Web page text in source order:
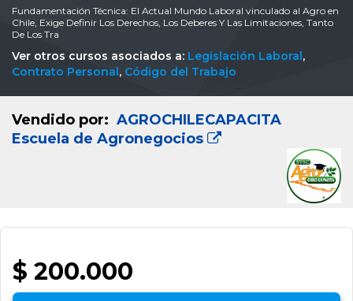
Fundamentación Técnica: El Actual Mundo Laboral vinculado al Agro en
Chile, Exige Definir Los Derechos, Los Deberes Y Las Limitaciones, Tanto
De Los Tra
Ver otros cursos asociados a: Legislación Laboral,
Contrato Personal, Código del Trabajo
Vendido por: AGROCHILECAPACITA
Escuela de Agronegocios
$ 200.000